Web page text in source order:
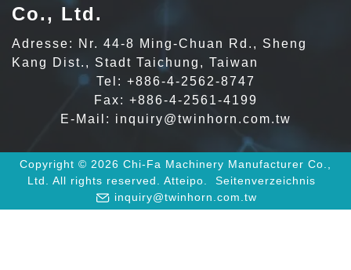
Co., Ltd.
Adresse: Nr. 44-8 Ming-Chuan Rd., Sheng
Kang Dist., Stadt Taichung, Taiwan
Tel: +886-4-2562-8747
Fax: +886-4-2561-4199
E-Mail: inquiry@twinhorn.com.tw
Copyright © 2026 Chi-Fa Machinery Manufacturer Co.,
Ltd. All rights reserved. Atteipo.
Seitenverzeichnis
inquiry@twinhorn.com.tw